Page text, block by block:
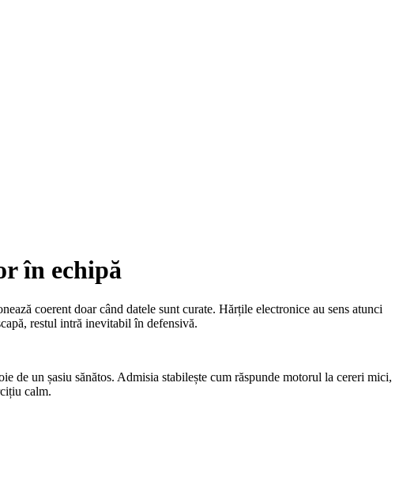
în echipă
coerent doar când datele sunt curate. Hărțile electronice au sens atunci
restul intră inevitabil în defensivă.
de un șasiu sănătos. Admisia stabilește cum răspunde motorul la cereri mici,
calm.